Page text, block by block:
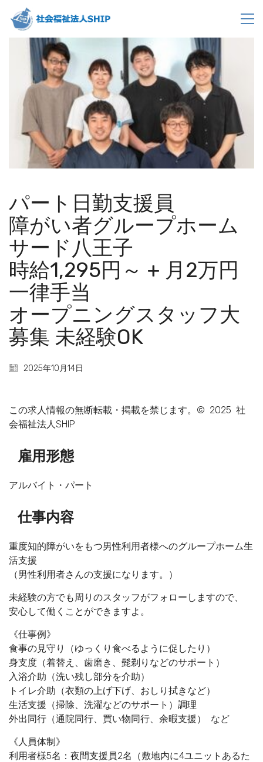
パート日勤支援員
障がい者グループホーム
サード八王子
時給1,295円～ + 月2万円
一律手当
オープニングスタッフ大
募集 未経験OK
2025年10月14日
この求人情報の無断転載・掲載を禁じます。© 2025 社
会福祉法人SHIP
雇用形態
アルバイト・パート
仕事内容
重度知的障がいをもつ男性利用者様へのグループホーム生
活支援
（男性利用者さんの支援になります。）
未経験の方でも周りのスタッフがフォローしますので、
安心して働くことができますよ。
《仕事例》
食事の見守り（ゆっくり食べるように促したり）
身支度（着替え、歯磨き、髭剃りなどのサポート）
入浴介助（洗い残し部分を介助）
トイレ介助（衣類の上げ下げ、おしり拭きなど）
生活支援（掃除、洗濯などのサポート）調理
外出同行（通院同行、買い物同行、余暇支援） など
《人員体制》
利用者様5名：夜間支援員2名（敷地内に4ユニットあるた